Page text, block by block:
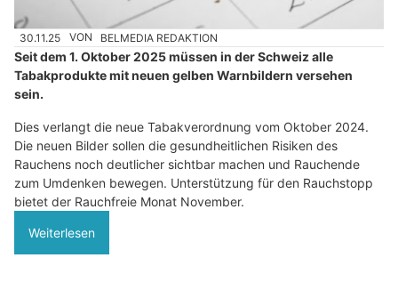
30.11.25 VON BELMEDIA REDAKTION
Seit dem 1. Oktober 2025 müssen in der Schweiz alle
Tabakprodukte mit neuen gelben Warnbildern versehen
sein.
Dies verlangt die neue Tabakverordnung vom Oktober 2024.
Die neuen Bilder sollen die gesundheitlichen Risiken des
Rauchens noch deutlicher sichtbar machen und Rauchende
zum Umdenken bewegen. Unterstützung für den Rauchstopp
bietet der Rauchfreie Monat November.
Weiterlesen